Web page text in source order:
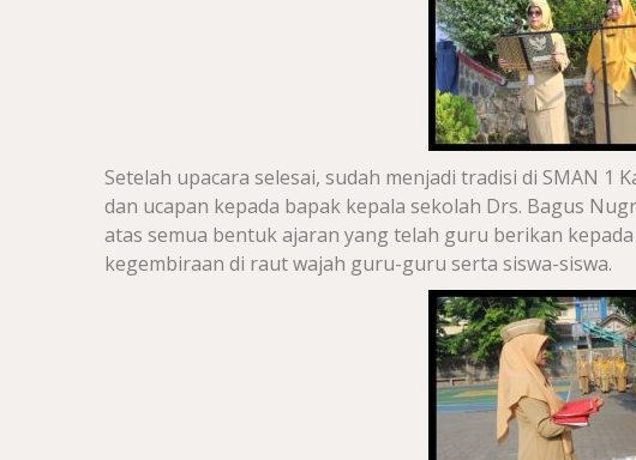
Setelah upacara selesai, sudah menjadi tradisi di SMAN
dan ucapan kepada bapak kepala sekolah Drs. Bagus
atas semua bentuk ajaran yang telah guru berikan
kegembiraan di raut wajah guru-guru serta siswa-siswa.